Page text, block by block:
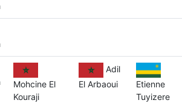
Mohcine El
Kouraji
Adil
El Arbaoui
Etienne
Tuyizere